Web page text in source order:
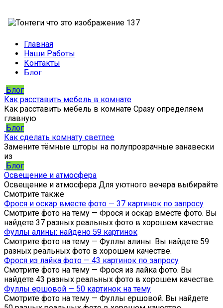
Главная
Наши Работы
Контакты
Блог
Блог
Как расставить мебель в комнате
Как расставить мебель в комнате Сразу определяем
главную
Блог
Как сделать комнату светлее
Замените тёмные шторы на полупрозрачные занавески
из
Блог
Освещение и атмосфера
Освещение и атмосфера Для уютного вечера выбирайте
Смотрите также
Фрося и оскар вместе фото — 37 картинок по запросу
Смотрите фото на тему — Фрося и оскар вместе фото. Вы
найдете 37 разных реальных фото в хорошем качестве.
Фуллы алины: найдено 59 картинок
Смотрите фото на тему — Фуллы алины. Вы найдете 59
разных реальных фото в хорошем качестве.
Фрося из лайка фото — 43 картинок по запросу
Смотрите фото на тему — Фрося из лайка фото. Вы
найдете 43 разных реальных фото в хорошем качестве.
Фуллы ершовой — 50 картинок на тему
Смотрите фото на тему — Фуллы ершовой. Вы найдете